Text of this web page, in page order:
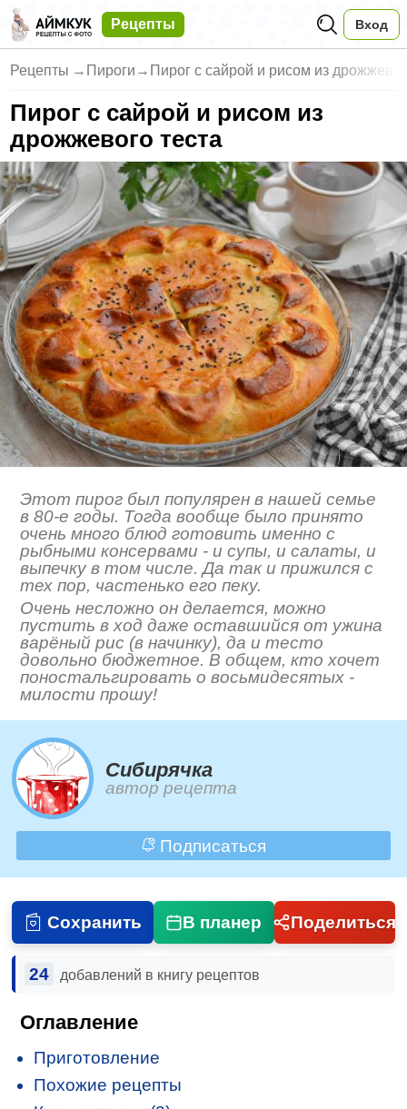
Рецепты Вход
Рецепты → Пироги → Пирог с сайрой и рисом из
Пирог с сайрой и рисом из
дрожжевого теста
Этот пирог был популярен в нашей семье
в 80-е годы. Тогда вообще было принято
очень много блюд готовить именно с
рыбными консервами - и супы, и салаты, и
выпечку в том числе. Да так и прижился с
тех пор, частенько его пеку.
Очень несложно он делается, можно
пустить в ход даже оставшийся от ужина
варёный рис (в начинку), да и тесто
довольно бюджетное. В общем, кто хочет
поностальгировать о восьмидесятых -
милости прошу!
Сибирячка
автор рецепта
Подписаться
Сохранить В планер Поделиться
24 добавлений в книгу рецептов
Оглавление
Приготовление
Похожие рецепты